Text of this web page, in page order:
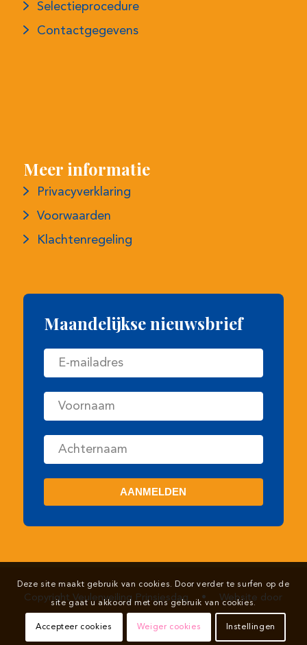
Maandelijkse nieuwsbrief
Copyright Veulenveiling Prinsjesdag •
Website door
Newmore
Deze site maakt gebruik van cookies. Door verder te surfen op de
site gaat u akkoord met ons gebruik van cookies.
Accepteer cookies Weiger cookies Instellingen